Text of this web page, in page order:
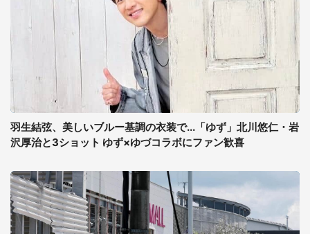
羽生結弦、美しいブルー基調の衣装で...「ゆず」北川悠仁・岩
沢厚治と3ショット ゆず×ゆづコラボにファン歓喜